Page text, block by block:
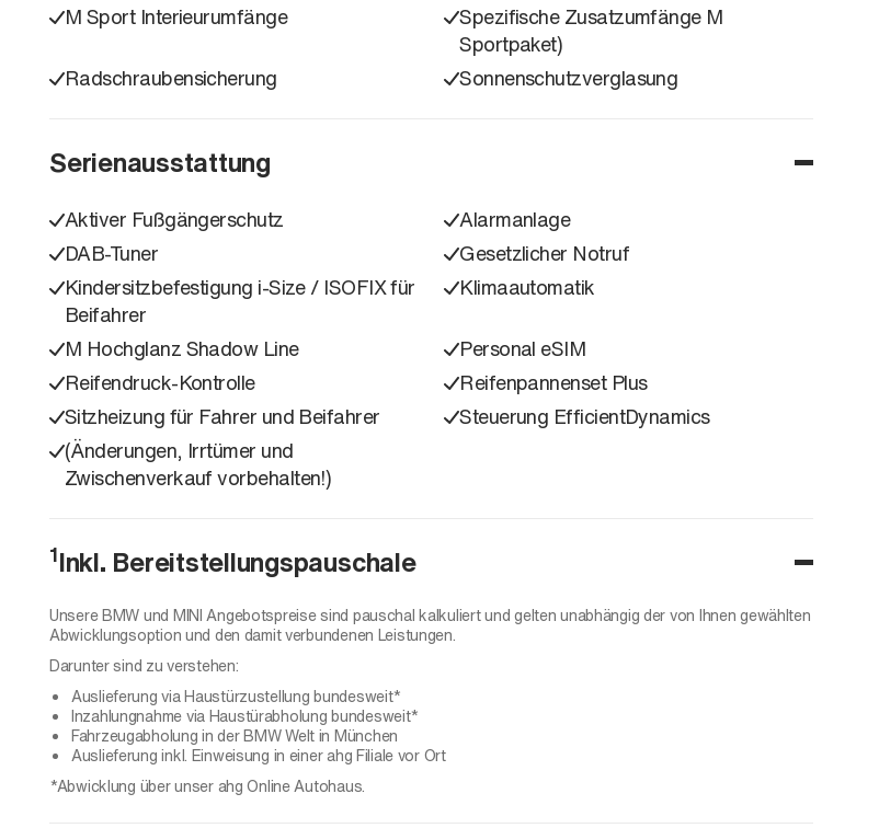
M Sport Interieurumfänge
Spezifische Zusatzumfänge M
Sportpaket)
Radschraubensicherung
Sonnenschutzverglasung
Serienausstattung
Aktiver Fußgängerschutz
Alarmanlage
DAB-Tuner
Gesetzlicher Notruf
Kindersitzbefestigung i-Size / ISOFIX für
Beifahrer
Klimaautomatik
M Hochglanz Shadow Line
Personal eSIM
Reifendruck-Kontrolle
Reifenpannenset Plus
Sitzheizung für Fahrer und Beifahrer
Steuerung EfficientDynamics
(Änderungen, Irrtümer und
Zwischenverkauf vorbehalten!)
1Inkl. Bereitstellungspauschale
Unsere BMW und MINI Angebotspreise sind pauschal kalkuliert und gelten unabhängig der von Ihnen gewählten
Abwicklungsoption und den damit verbundenen Leistungen.
Darunter sind zu verstehen:
Auslieferung via Haustürzustellung bundesweit*
Inzahlungnahme via Haustürabholung bundesweit*
Fahrzeugabholung in der BMW Welt in München
Auslieferung inkl. Einweisung in einer ahg Filiale vor Ort
*Abwicklung über unser ahg Online Autohaus.